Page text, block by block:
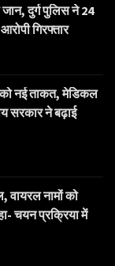
दुर्ग पुलिस ने 24
गिरफ्तार
को नई ताकत, मेडिकल
ने बढ़ाई
वायरल नामों को
चयन प्रक्रिया में